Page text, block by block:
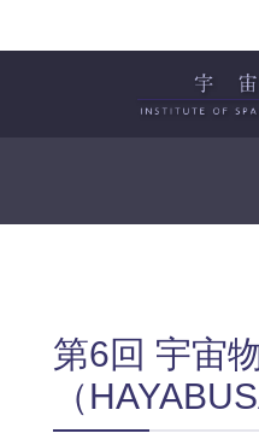
第6回 宇宙
（